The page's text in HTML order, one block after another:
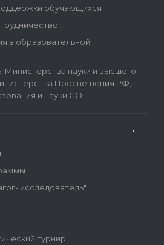
обучающихся
в образовательной
науки и высшего
Просвещения РФ,
и науки СО
исследователь"
турнир